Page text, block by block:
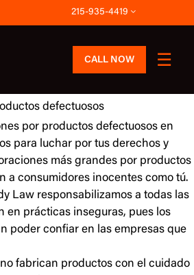
215-935-4419
CALL NOW
por productos defectuosos en
para luchar por tus derechos y
más grandes por productos
a consumidores inocentes como tú.
Law responsabilizamos a todas las
en prácticas inseguras, pues los
poder confiar en las empresas que
fabrican productos con el cuidado